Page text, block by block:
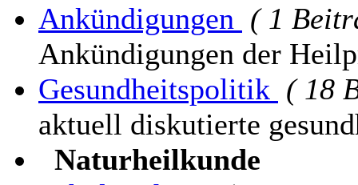
Ankündigungen ( 1
Ankündigungen der
Gesundheitspolitik ( 18
aktuell diskutierte
Naturheilkunde